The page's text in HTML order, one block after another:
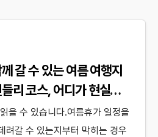
갈 수 있는 여름 여행지
리 코스, 어디가 현실적
을 수 있습니다.여름휴가 일정을
려갈 수 있는지부터 막히는 경우